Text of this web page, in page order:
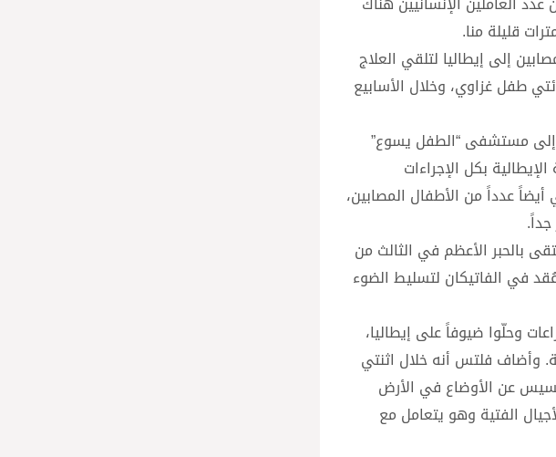
قليلة منا.
إلى إيطاليا لتلقي العلاج
أكثر من مائتي طفل غزاوي، وخلال الأسابيع
تشرين الثاني نوفمبر ٢٠٢٣، وبعد اللقاء توجه إلى مستشفى “الطفل يسوع”
بكل الإجراءات
عدداً من الأطفال المصابين،
بالحبر الأعظم في الثالث من
في الفاتيكان لتسليط الضوء
وحلّوا ضيوفاً على إيطاليا،
وأضاف فلتس أنه خلال اثنتي
عن الأوضاع في الأرض
الفتية وهو يتعامل مع